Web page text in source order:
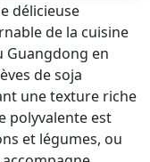
délicieuse
de la cuisine
Guangdong en
de soja
une texture riche
polyvalente est
et légumes, ou